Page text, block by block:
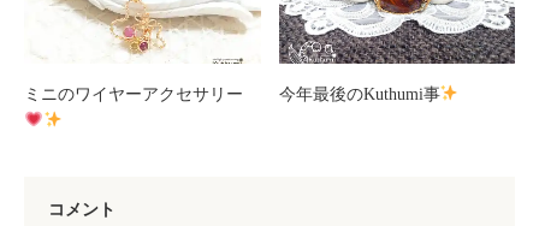
ミニのワイヤーアクセサリー 今年最後のKuthumi事
コメント